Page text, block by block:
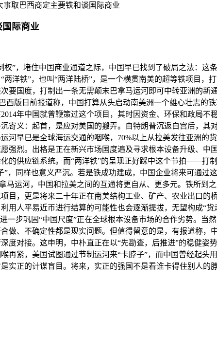
事取巴西商定主要铁和谈国际商业
国际商业
，堵住中国商业通道之际，中国早已找到了破局之法：这
洋铁”，也叫“两洋陆桥”，是一个横贯南美的超等铁项目
要国度，打制出一条无需颠末巴拿马运河即可中转亚洲的
西版日前报道称，中国打算从头启动南美洲一个雄心壮志
年中国就曾鞭策过这个项目，其时因资金、环保和政局
寄义：起首，是应对美国的搬弄。自特朗普沉返白宫后，
河早已是全球海运交通的咽喉，70%以上从拉美发往亚洲
强烈。出格是正在新兴市场国度遍及寻求根本设备升级、
的供应链系统。而“两洋铁”的呈现正好踩中这个节拍——打
，同样也意义严沉。若是铁成功建成，中国企业将来可通
马运河，中国和拉美之间的互通将更自从、更多元。铁所
目，更是将来二十年正在南美结构工业、矿产、农业出口
用人平易近币进行结算的可能性也会逐渐提拔，无望构成“
一步巩固“中国尺度”正在全球根本设备市场的合作劣势。当
做、不确定性都是现实问题。但值得留意的是，有报道称
接。这申明，中朴直正在以“先勘查，后推进”的稳健姿势
再紧，美国试图通过节制运河来“卡脖子”，而中国曾经起
实正的计谋盲目。将来，实正的强国不是看谁卡得住别人的